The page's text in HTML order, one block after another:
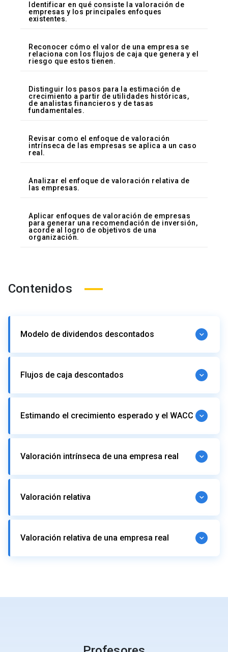
Identificar en qué consiste la valoración de
empresas y los principales enfoques
existentes.
Reconocer cómo el valor de una empresa se
relaciona con los flujos de caja que genera y el
riesgo que estos tienen.
Distinguir los pasos para la estimación de
crecimiento a partir de utilidades históricas,
de analistas financieros y de tasas
fundamentales.
Revisar como el enfoque de valoración
intrínseca de las empresas se aplica a un caso
real.
Analizar el enfoque de valoración relativa de
las empresas.
Aplicar enfoques de valoración de empresas
para generar una recomendación de inversión,
acorde al logro de objetivos de una
organización.
Contenidos
Modelo de dividendos descontados
Los enfoques principales en valoración: valoración
Modelo de dividendos descontados.
Aplicación del modelo a un caso real.
Flujos de caja descontados
Estimación de flujos de caja libre
Estimando el crecimiento esperado y el WACC
Crecimientos a partir de utilidades históricas
Crecimientos a partir de analistas financieros
Valor terminal
Valoración intrínseca de una empresa real
Impuestos
Crecimiento esperado en EBIT
Valoración relativa
Estimando múltiplos de valoración
Distribución y estadísticas descriptivas del múltiplo
Valoración relativa de una empresa real
Valoración relativa: Paso a paso